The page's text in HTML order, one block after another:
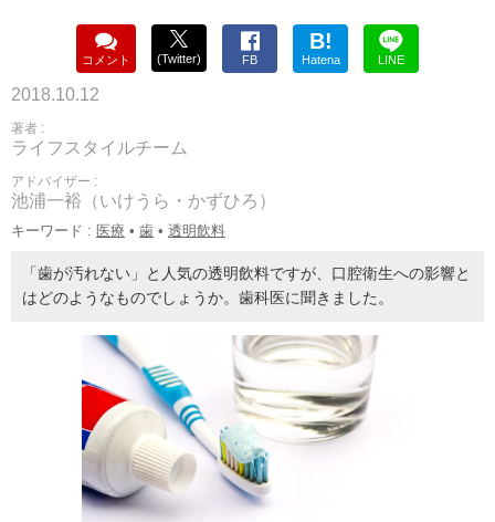
コメント (Twitter) FB
B!
Hatena LINE
2018.10.12
著者 :
ライフスタイルチーム
アドバイザー :
池浦一裕（いけうら・かずひろ）
キーワード : 医療 • 歯 • 透明飲料
「歯が汚れない」と人気の透明飲料ですが、口腔衛生への影響と
はどのようなものでしょうか。歯科医に聞きました。